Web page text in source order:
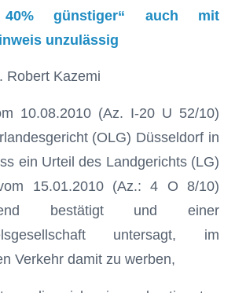
40% günstiger“ auch mit
unzulässig
Robert Kazemi
10.08.2010 (Az. I-20 U 52/10)
(OLG) Düsseldorf in
ein Urteil des Landgerichts (LG)
15.01.2010 (Az.: 4 O 8/10)
bestätigt und einer
untersagt, im
Verkehr damit zu werben,